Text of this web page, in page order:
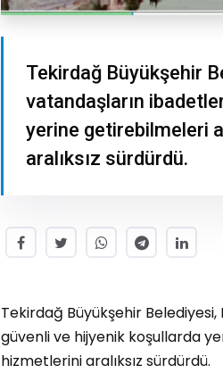
Tekirdağ Büyükşehir
vatandaşların
yerine getirebilmeleri
aralıksız sürdürdü.
Tekirdağ Büyükşehir
güvenli ve hijyenik koşullarda
hizmetlerini aralıksız sürdürdü.